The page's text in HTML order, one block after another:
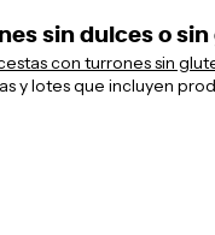
sin dulces o
con turrones sin
y lotes que incluyen